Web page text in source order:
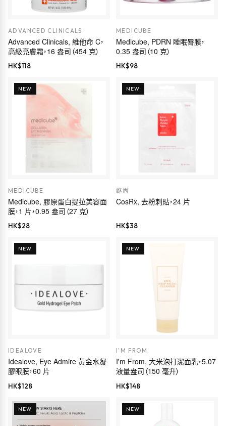
ADVANCED CLINICALS
Advanced Clinicals, 維他命 C，
高級亮膚霜，16 盎司（454 克）
HK$118
MEDICUBE
Medicube, PDRN 睡眠脣膜，
0.35 盎司（10 克）
HK$98
NEW
MEDICUBE
Medicube, 膠原蛋白提拉美容面
膜，1 片，0.95 盎司（27 克）
HK$28
NEW
謎尚
CosRx, 去粉刺貼，24 片
HK$38
NEW
IDEALOVE
Idealove, Eye Admire 黃金水凝
膠眼膜，60 片
HK$128
NEW
I'M FROM
I'm From, 大米泡打潔面乳，5.07
液量盎司（150 毫升）
HK$148
NEW NEW